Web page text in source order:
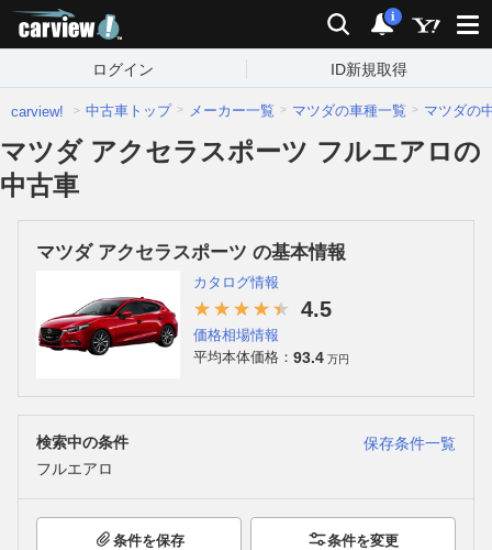
検索 通知
i
ログイン ID新規取得
carview! 中古車トップ メーカー一覧 マツダの車種一覧 マツダの
マツダ アクセラスポーツ フルエアロの
中古車
マツダ アクセラスポーツ の基本情報
カタログ情報
4.5
価格相場情報
平均本体価格： 93.4 万円
検索中の条件
保存条件一覧
フルエアロ
条件を保存 条件を変更